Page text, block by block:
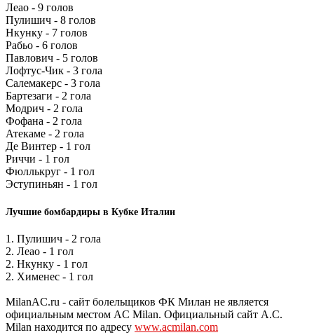
Леао - 9 голов
Пулишич - 8 голов
Нкунку - 7 голов
Рабьо - 6 голов
Павлович - 5 голов
Лофтус-Чик - 3 гола
Салемакерс - 3 гола
Бартезаги - 2 гола
Модрич - 2 гола
Фофана - 2 гола
Атекаме - 2 гола
Де Винтер - 1 гол
Риччи - 1 гол
Фюллькруг - 1 гол
Эступиньян - 1 гол
Лучшие бомбардиры в Кубке Италии
1. Пулишич - 2 гола
2. Леао - 1 гол
2. Нкунку - 1 гол
2. Хименес - 1 гол
MilanAC.ru - сайт болельщиков ФК Милан не является
официальным местом AC Milan. Официальный сайт A.C.
Milan находится по адресу www.acmilan.com